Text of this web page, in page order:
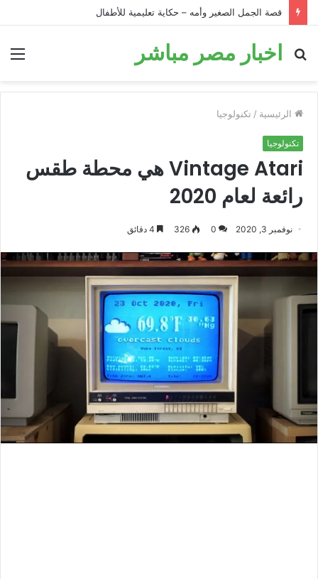
قصة الحمار في البئر: قصة تحفيزية للأطفال قبل النوم
اخبار مصر مباشر
بحث
الرئيسية / تكنولوجيا
تكنولوجيا
Vintage Atari هي محطة طقس
رائعة لعام 2020
نوفمبر 3, 2020 0
326